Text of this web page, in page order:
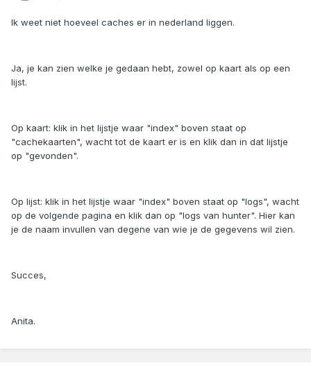
Ik weet niet hoeveel caches er in nederland liggen.
Ja, je kan zien welke je gedaan hebt, zowel op kaart als op een
lijst.
Op kaart: klik in het lijstje waar "index" boven staat op
"cachekaarten", wacht tot de kaart er is en klik dan in dat lijstje
op "gevonden".
Op lijst: klik in het lijstje waar "index" boven staat op "logs", wacht
op de volgende pagina en klik dan op "logs van hunter". Hier kan
je de naam invullen van degene van wie je de gegevens wil zien.
Succes,
Anita.